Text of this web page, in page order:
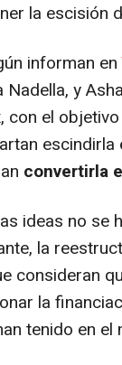
la escisión
informan en
Nadella, y
con el
escindirla
convertirla
ideas no se
la
consideran
la
tenido en el